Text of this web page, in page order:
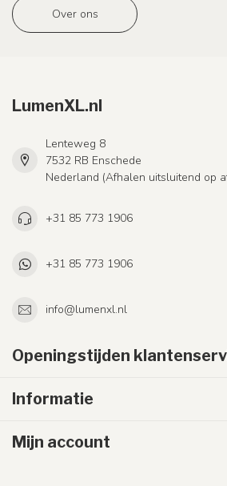
Over ons
LumenXL.nl
Lenteweg 8
7532 RB Enschede
Nederland (Afhalen uitsluitend op
+31 85 773 1906
+31 85 773 1906
info@lumenxl.nl
Openingstijden
Informatie
Mijn account